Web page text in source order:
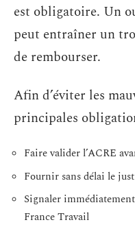
est obligatoire. Un
peut entraîner un
de rembourser.
Afin d’éviter les
principales
Faire valider l’ACRE
Fournir sans délai le
Signaler
France Travail